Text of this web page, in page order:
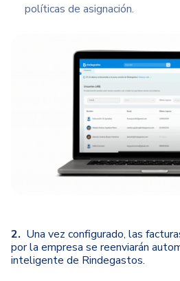
políticas de asignación.
2. Una vez configurado, las
por la empresa se reenviarán
inteligente de Rindegastos.